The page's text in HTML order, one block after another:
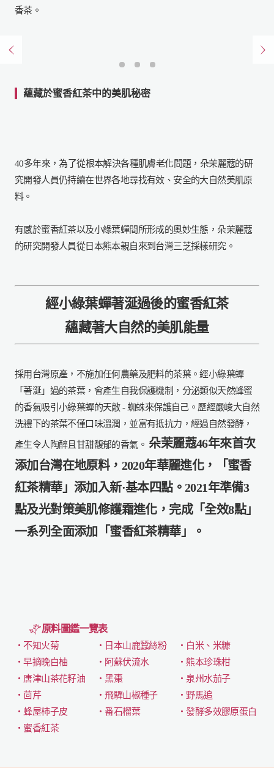
香茶。
蘊藏於蜜香紅茶中的美肌秘密
40多年來，為了從根本解決各種肌膚老化問題，朵茉麗蔻的研
究開發人員仍持續在世界各地尋找有效、安全的大自然美肌原
料。
有感於蜜香紅茶以及小綠葉蟬間所形成的奧妙生態， 朵茉麗蔻
的研究開發人員從日本熊本親自來到台灣三芝採樣研究。
經小綠葉蟬著涎過後的蜜香紅茶
蘊藏著大自然的美肌能量
採用台灣原產，不施加任何農藥及肥料的茶葉。經小綠葉蟬
「著涎」過的茶葉，會產生自我保護機制，分泌類似天然蜂蜜
的香氣吸引小綠葉蟬的天敵 - 蜘蛛來保護自己。歷經嚴峻大自然
洗禮下的茶葉不僅口味溫潤，並富有抵抗力，經過自然發酵，
產生令人陶醉且甘甜馥郁的香氣。 朵茉麗蔻46年來首次
添加台灣在地原料，2020年華麗進化，「蜜香
紅茶精華」添加入新·基本四點。2021年準備3
點及光對策美肌修護霜進化，完成「全效8點」
一系列全面添加「蜜香紅茶精華」。
原料圖鑑一覽表
・不知火菊 ・日本山鹿蠶絲粉
・白米、米糠
・早摘晚白柚
・阿蘇伏流水
・熊本珍珠柑
・唐津山茶花籽油
・黑棗
・泉州水茄子
・茴芹
・飛驒山椒種子
・野馬追
・蜂屋柿子皮
・番石榴葉
・發酵多效膠原蛋白
・蜜香紅茶